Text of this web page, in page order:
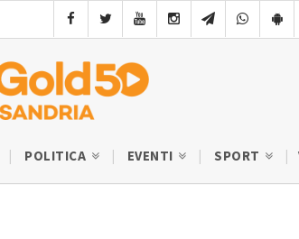
POLITICA EVENTI SPORT